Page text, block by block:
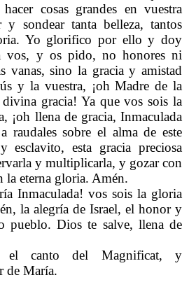
cosas grandes en vuestra
y sondear tanta belleza, tantos
Yo glorifico por ello y doy
vos, y os pido, no honores ni
vanas, sino la gracia y amistad
y la vuestra, ¡oh Madre de la
gracia! Ya que vos sois la
¡oh llena de gracia, Inmaculada
raudales sobre el alma de este
esclavito, esta gracia preciosa
y multiplicarla, y gozar con
la eterna gloria. Amén.
Inmaculada! vos sois la gloria
la alegría de Israel, el honor y
pueblo. Dios te salve, llena de
el canto del Magnificat, y
de María.